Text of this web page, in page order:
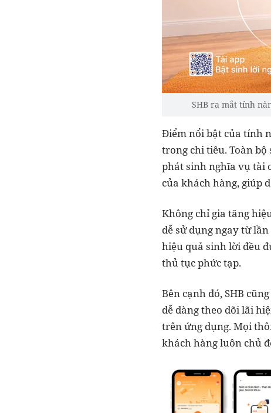
SHB ra mắt tính
Điểm nổi bật của tính
trong chi tiêu. Toàn
phát sinh nghĩa vụ tài
của khách hàng, giúp
Không chỉ gia tăng
dễ sử dụng ngay từ
hiệu quả sinh lời đều
thủ tục phức tạp.
Bên cạnh đó, SHB
dễ dàng theo dõi lãi
trên ứng dụng. Mọi
khách hàng luôn chủ